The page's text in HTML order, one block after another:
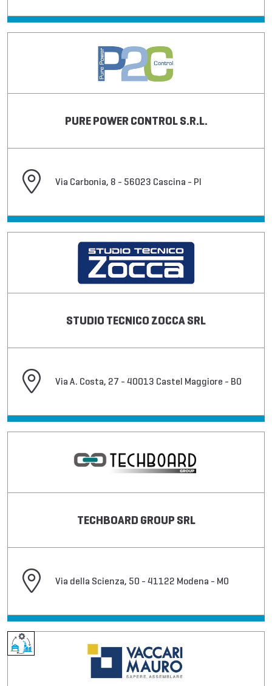
PURE POWER CONTROL S.R.L.
Via Carbonia, 8 - 56023 Cascina - PI
STUDIO TECNICO ZOCCA SRL
Via A. Costa, 27 - 40013 Castel Maggiore - BO
TECHBOARD GROUP SRL
Via della Scienza, 50 - 41122 Modena - MO